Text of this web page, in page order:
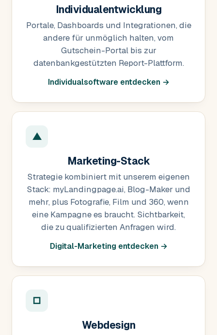
Individualentwicklung
Portale, Dashboards und Integrationen, die
andere für unmöglich halten, vom
Gutschein-Portal bis zur
datenbankgestützten Report-Plattform.
Individualsoftware entdecken →
▲
Marketing-Stack
Strategie kombiniert mit unserem eigenen
Stack: myLandingpage.ai, Blog-Maker und
mehr, plus Fotografie, Film und 360, wenn
eine Kampagne es braucht. Sichtbarkeit,
die zu qualifizierten Anfragen wird.
Digital-Marketing entdecken →
□
Webdesign